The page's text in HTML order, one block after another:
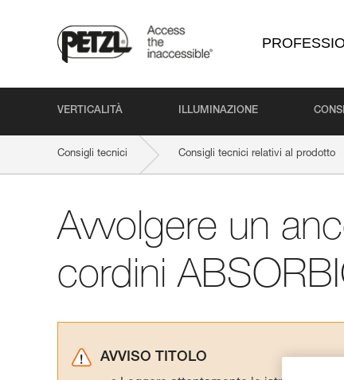
VERTICALITÀ ILLUMINAZIONE
Consigli tecnici Consigli tecnici relativi al prodotto
Avvolgere un
cordini
AVVISO TITOLO